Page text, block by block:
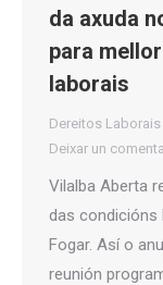
da axuda
para
laborais
Dereitos Laborais
Deixar un
Vilalba Aberta
das condicións
Fogar. Así o
reunión